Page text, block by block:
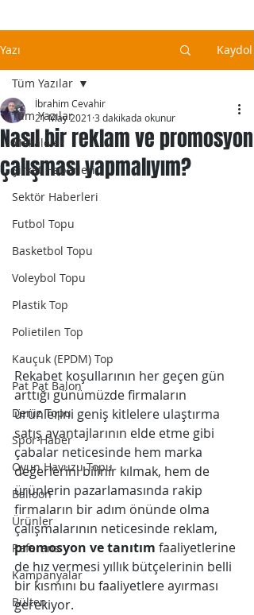
Yazı Kaydol
Tüm Yazılar
Makaleler
Şirket Haberleri
Sektör Haberleri
Futbol Topu
Basketbol Topu
Voleybol Topu
Plastik Top
Polietilen Top
Kauçuk (EPDM) Top
Pat Pat Balon
Deniz Topu
Spor Haber
Oyun Havuzu Topu
Balloon
Ürünler
Referans
Kampanyalar
Bülten
Tüm Yazılar
Nasıl bir reklam ve promosyon
çalışması yapmalıyım?
İbrahim Cevahir
21 May 2021 3 dakikada okunur
Rekabet koşullarının her geçen gün
arttığı günümüzde firmaların
ürünlerini geniş kitlelere ulaştırma
satış avantajlarının elde etme gibi
çabalar neticesinde hem marka
değerlerini bilinir kılmak, hem de
ürünlerin pazarlamasında rakip
firmaların bir adım önünde olma
çalışmalarının neticesinde reklam,
promosyon ve tanıtım faaliyetlerine
de hız vermesi yıllık bütçelerinin belli
bir kısmını bu faaliyetlere ayırması
gerekiyor.